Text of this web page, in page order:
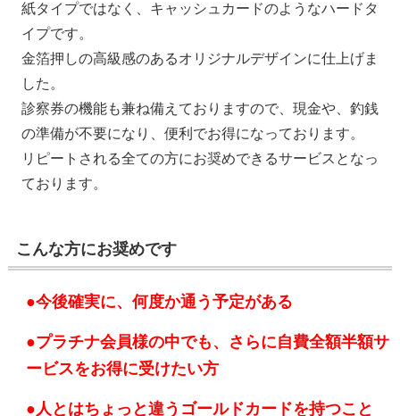
紙タイプではなく、キャッシュカードのようなハードタ
イプです。
金箔押しの高級感のあるオリジナルデザインに仕上げま
した。
診察券の機能も兼ね備えておりますので、現金や、釣銭
の準備が不要になり、便利でお得になっております。
リピートされる全ての方にお奨めできるサービスとなっ
ております。
こんな方にお奨めです
●今後確実に、何度か通う予定がある
●プラチナ会員様の中でも、さらに自費全額半額サ
ービスをお得に受けたい方
●人とはちょっと違うゴールドカードを持つこと